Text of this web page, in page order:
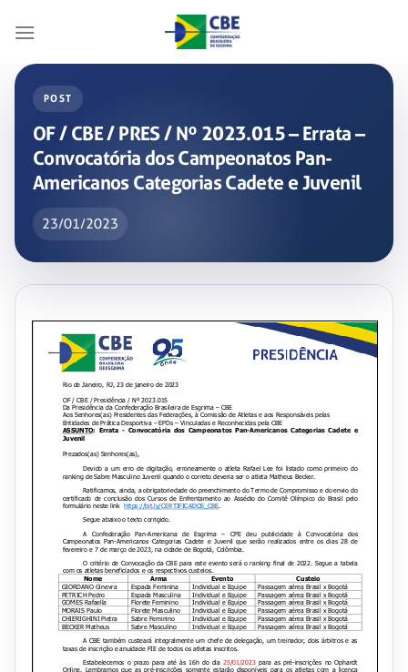
POST
OF / CBE / PRES / Nº 2023.015 – Errata –
Convocatória dos Campeonatos Pan-
Americanos Categorias Cadete e Juvenil
23/01/2023